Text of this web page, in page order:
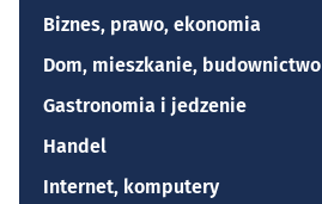
Biznes, prawo, ekonomia
Dom, mieszkanie, budownictwo
Gastronomia i jedzenie
Handel
Internet, komputery